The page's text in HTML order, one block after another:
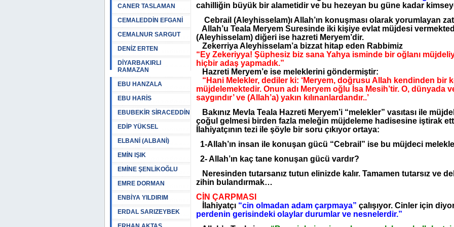
CANER TASLAMAN
CEMALEDDİN EFGANİ
CEMALNUR SARGUT
DENİZ ERTEN
DİYARBAKIRLI
RAMAZAN
EBU HANZALA
EBU HARİS
EBUBEKİR SİRACEDDİN
EDİP YÜKSEL
ELBANİ (ALBANİ)
EMİN IŞIK
EMİNE ŞENLİKOĞLU
EMRE DORMAN
ENBİYA YILDIRIM
ERDAL SARIZEYBEK
cahilliğin büyük bir alametidir ve bu hezeyan bu güne kadar
Cebrail (Aleyhisselam)ı Allah’ın konuşması olarak yorumlayan
Allah’u Teala Meryem Suresinde iki kişiye evlat müjdesi
(Aleyhisselam) diğeri ise hazreti Meryem’dir.
Zekerriya Aleyhisselam’a bizzat hitap eden Rabbimiz
“Ey Zekeriyya! Şüphesiz biz sana Yahya isminde bir oğlanı
hiçbir adaş yapmadık.”
Hazreti Meryem’e ise meleklerini göndermiştir:
“Hani Melekler, dediler ki: ‘Meryem, doğrusu Allah kendinden bir
müjdelemektedir. Onun adı Meryem oğlu İsa Mesih’tir. O, dünyada
saygındır’ ve (Allah’a) yakın kılınanlardandır..’
Bakınız Mevla Teala Hazreti Meryem’i “melekler” vasıtası ile
çoğul gelmesi birden fazla meleğin müjdeleme hadisesine iştirak
İlahiyatçının tezi ile şöyle bir soru çıkıyor ortaya:
1-Allah’ın insan ile konuşan gücü “Cebrail” ise bu müjdeci
2- Allah’ın kaç tane konuşan gücü vardır?
Neresinden tutarsanız tutun elinizde kalır. Tamamen tutarsız ve
zihin bulandırmak…
CİN ÇARPMASI
İlahiyatçı “cin olmadan adam çarpmaya” çalışıyor. Cinler için
perdenin gerisindeki olaylar durumlar ve nesnelerdir.”